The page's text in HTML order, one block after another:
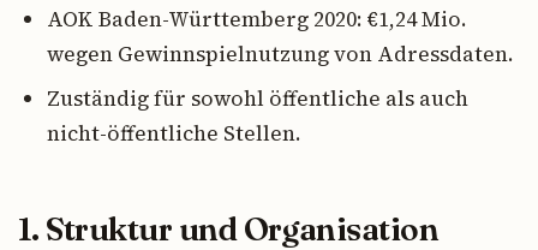
AOK Baden-Württemberg 2020: €1,24 Mio.
wegen Gewinnspielnutzung von Adressdaten.
Zuständig für sowohl öffentliche als auch
nicht-öffentliche Stellen.
1. Struktur und Organisation